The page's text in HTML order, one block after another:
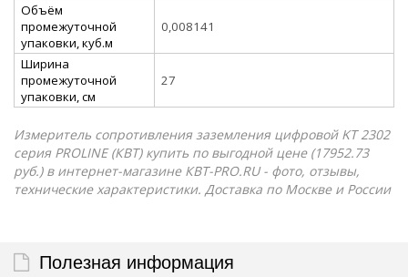
Объём
промежуточной
упаковки, куб.м
0,008141
Ширина
промежуточной
упаковки, см
27
Измеритель сопротивления заземления цифровой KT 2302
серия PROLINE (КВТ) купить по выгодной цене (17952.73
руб.) в интернет-магазине КВТ-PRO.RU - фото, отзывы,
технические характеристики. Доставка по Москве и России
Полезная информация